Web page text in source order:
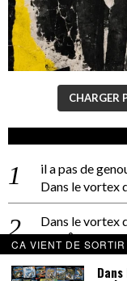
CHARGER
il a pas de
Dans le vortex
Dans le vortex
PACÔME
La séance
CA VIENT DE SORTIR